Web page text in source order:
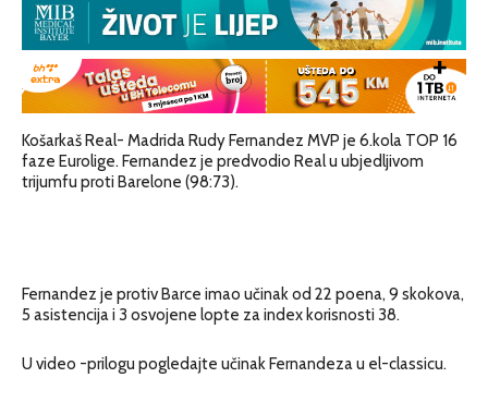
Košarkaš Real- Madrida Rudy Fernandez MVP je 6.kola TOP 16
faze Eurolige. Fernandez je predvodio Real u ubjedljivom
trijumfu proti Barelone (98:73).
Fernandez je protiv Barce imao učinak od 22 poena, 9 skokova,
5 asistencija i 3 osvojene lopte za index korisnosti 38.
U video -prilogu pogledajte učinak Fernandeza u el-classicu.